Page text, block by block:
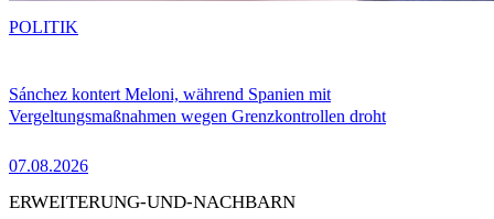
Sánchez kontert Meloni, während Spanien mit
Vergeltungsmaßnahmen wegen Grenzkontrollen droht
07.08.2026
POLITIK
ERWEITERUNG-UND-NACHBARN